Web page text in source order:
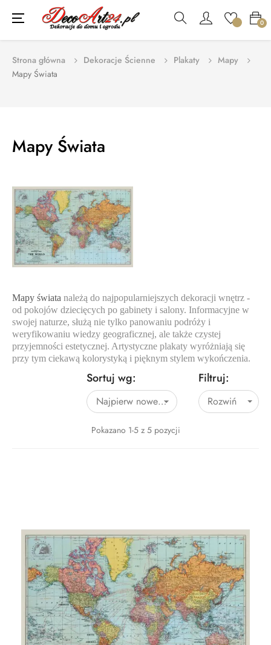
0
Toggle
navigation
☰
Strona główna Dekoracje Ścienne Plakaty
Mapy
Mapy Świata
Mapy Świata
Mapy świata należą do najpopularniejszych dekoracji wnętrz -
od pokojów dziecięcych po gabinety i salony. Informacyjne w
swojej naturze, służą nie tylko panowaniu podróży i
weryfikowaniu wiedzy geograficznej, ale także czystej
przyjemności estetycznej. Artystyczne plakaty wyróżniają się
przy tym ciekawą kolorystyką i pięknym stylem wykończenia.
Sortuj wg:
Najpierw nowe produkty

Pokazano 1-5 z 5 pozycji
Filtruj:
Rozwiń